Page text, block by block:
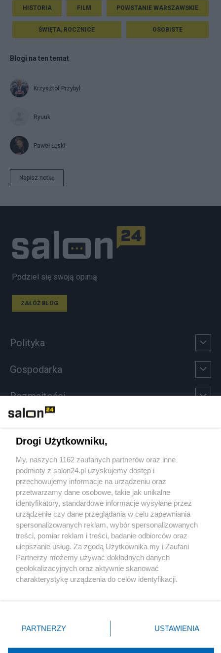
HISTORIA FILM POWSTANIE WARSZAWSKIE
ŚWIĘTA, ROCZNICE OSOBISTE
Blogi na ten temat
Krzysztof Przybyl
Ryuuk
Paweł Łęski
Napisz notkę
Podziel się swoją opinią
ZAŁÓŻ BLOG
Polityka
Gospodarka
Rozmaitości
Sport
Społeczeństwo
Kultura
X Facebook Instagram Youtube
Drogi Użytkowniku,
My, naszych 1162 zaufanych partnerów oraz inne
podmioty z salon24.pl uzyskujemy dostęp i
przechowujemy informacje na urządzeniu oraz
przetwarzamy dane osobowe, takie jak unikalne
identyfikatory, standardowe informacje wysyłane przez
urządzenie czy dane przeglądania w celu zapewniania
spersonalizowanych reklam, wybór spersonalizowanych
treści, pomiar reklam i treści, badanie odbiorców oraz
ulepszanie usług. Za zgodą Użytkownika my i Zaufani
Partnerzy możemy używać dokładnych danych
geolokalizacyjnych oraz aktywnie skanować
charakterystykę urządzenia do celów identyfikacji.
zmienić/wycofać klikając przycisk ustawień prywatności
znajdujący się w lewym dolnym rogu strony
rodzaje przetwarzania danych nie wymagają zgody
PARTNERZY USTAWIENIA